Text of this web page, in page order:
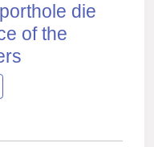
die
of the